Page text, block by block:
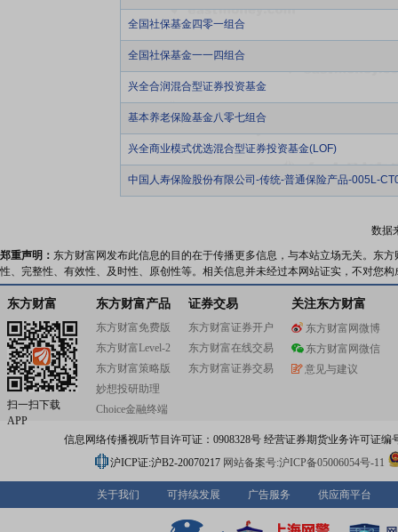
全国社保基金四零一组合
全国社保基金一一四组合
兴全合润混合型证券投资基金
基本养老保险基金八零七组合
兴全商业模式优选混合型证券投资基金(LOF)
中国人寿保险股份有限公司-传统-普通保险产品-005L-
数据
郑重声明： 东方财富网发布此信息的目的在于传播更多信息，与本站立场无关。东
性、完整性、有效性、及时性、原创性等。相关信息并未经过本网站证实，不对您
东方财富
扫一扫下载
APP
东方财富产品
东方财富免费版
东方财富Level-2
东方财富策略版
妙想投研助理
Choice金融终端
证券交易
东方财富证券开户
东方财富在线交易
东方财富证券交易
关注东方财富
东方财富网微博
东方财富网微信
意见与建议
信息网络传播视听节目许可证：0908328号 经营证券期货业务许可证编
沪ICP证:沪B2-20070217 网站备案号:沪ICP备05006054号-11
关于我们 可持续发展 广告服务 供应商平台